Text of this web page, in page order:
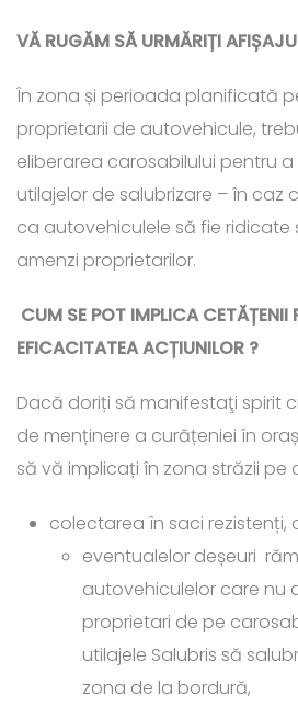
VĂ RUGĂM SĂ URMĂRIȚI
În zona și perioada planificată
proprietarii de autovehicule,
eliberarea carosabilului pentru
utilajelor de salubrizare – în caz
ca autovehiculele să fie ridicate
amenzi proprietarilor.
CUM SE POT IMPLICA CETĂȚENII
EFICACITATEA ACȚIUNILOR ?
Dacă doriți să manifestaţi spirit
de menținere a curățeniei în
să vă implicați în zona străzii pe
colectarea în saci rezistenți,
eventualelor deșeuri
autovehiculelor care nu
proprietari de pe
utilajele Salubris să
zona de la bordură,